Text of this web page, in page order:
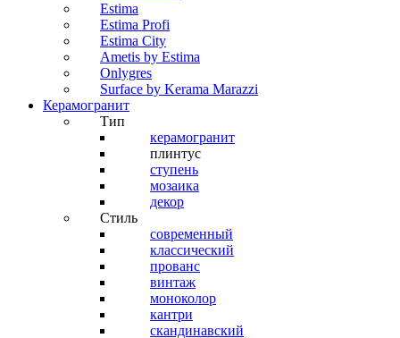
Estima
Estima Profi
Estima City
Ametis by Estima
Onlygres
Surface by Kerama Marazzi
Керамогранит
Тип
керамогранит
плинтус
ступень
мозаика
декор
Стиль
современный
классический
прованс
винтаж
моноколор
кантри
скандинавский